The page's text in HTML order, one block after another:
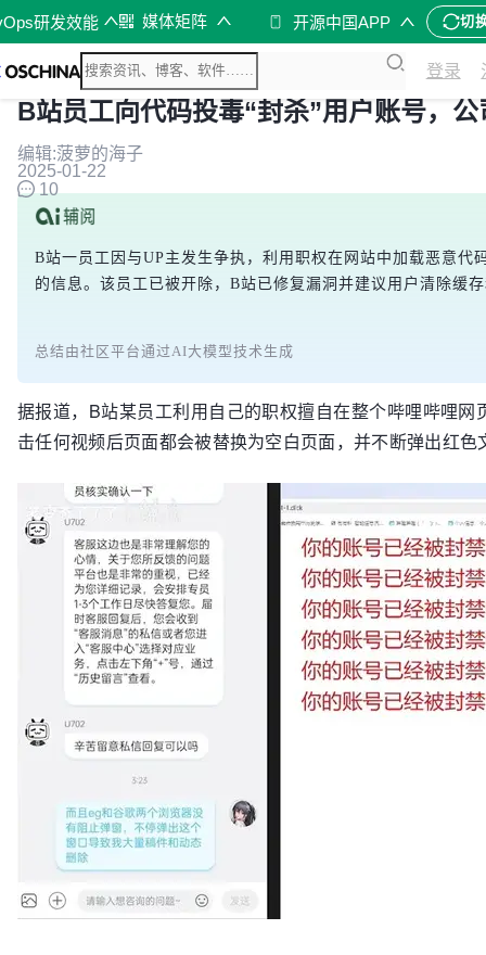
研发效能 媒体矩阵 开源中国APP 切
登录
B站员工向代码投毒“封杀”用户账号，
编辑:菠萝的海子
2025-01-22
10
B站一员工因与UP主发生争执，利用职权在网站中加载恶意代
的信息。该员工已被开除，B站已修复漏洞并建议用户清除缓
总结由社区平台通过AI大模型技术生成
据报道，B站某员工利用自己的职权擅自在整个哔哩哔哩
击任何视频后页面都会被替换为空白页面，并不断弹出红色